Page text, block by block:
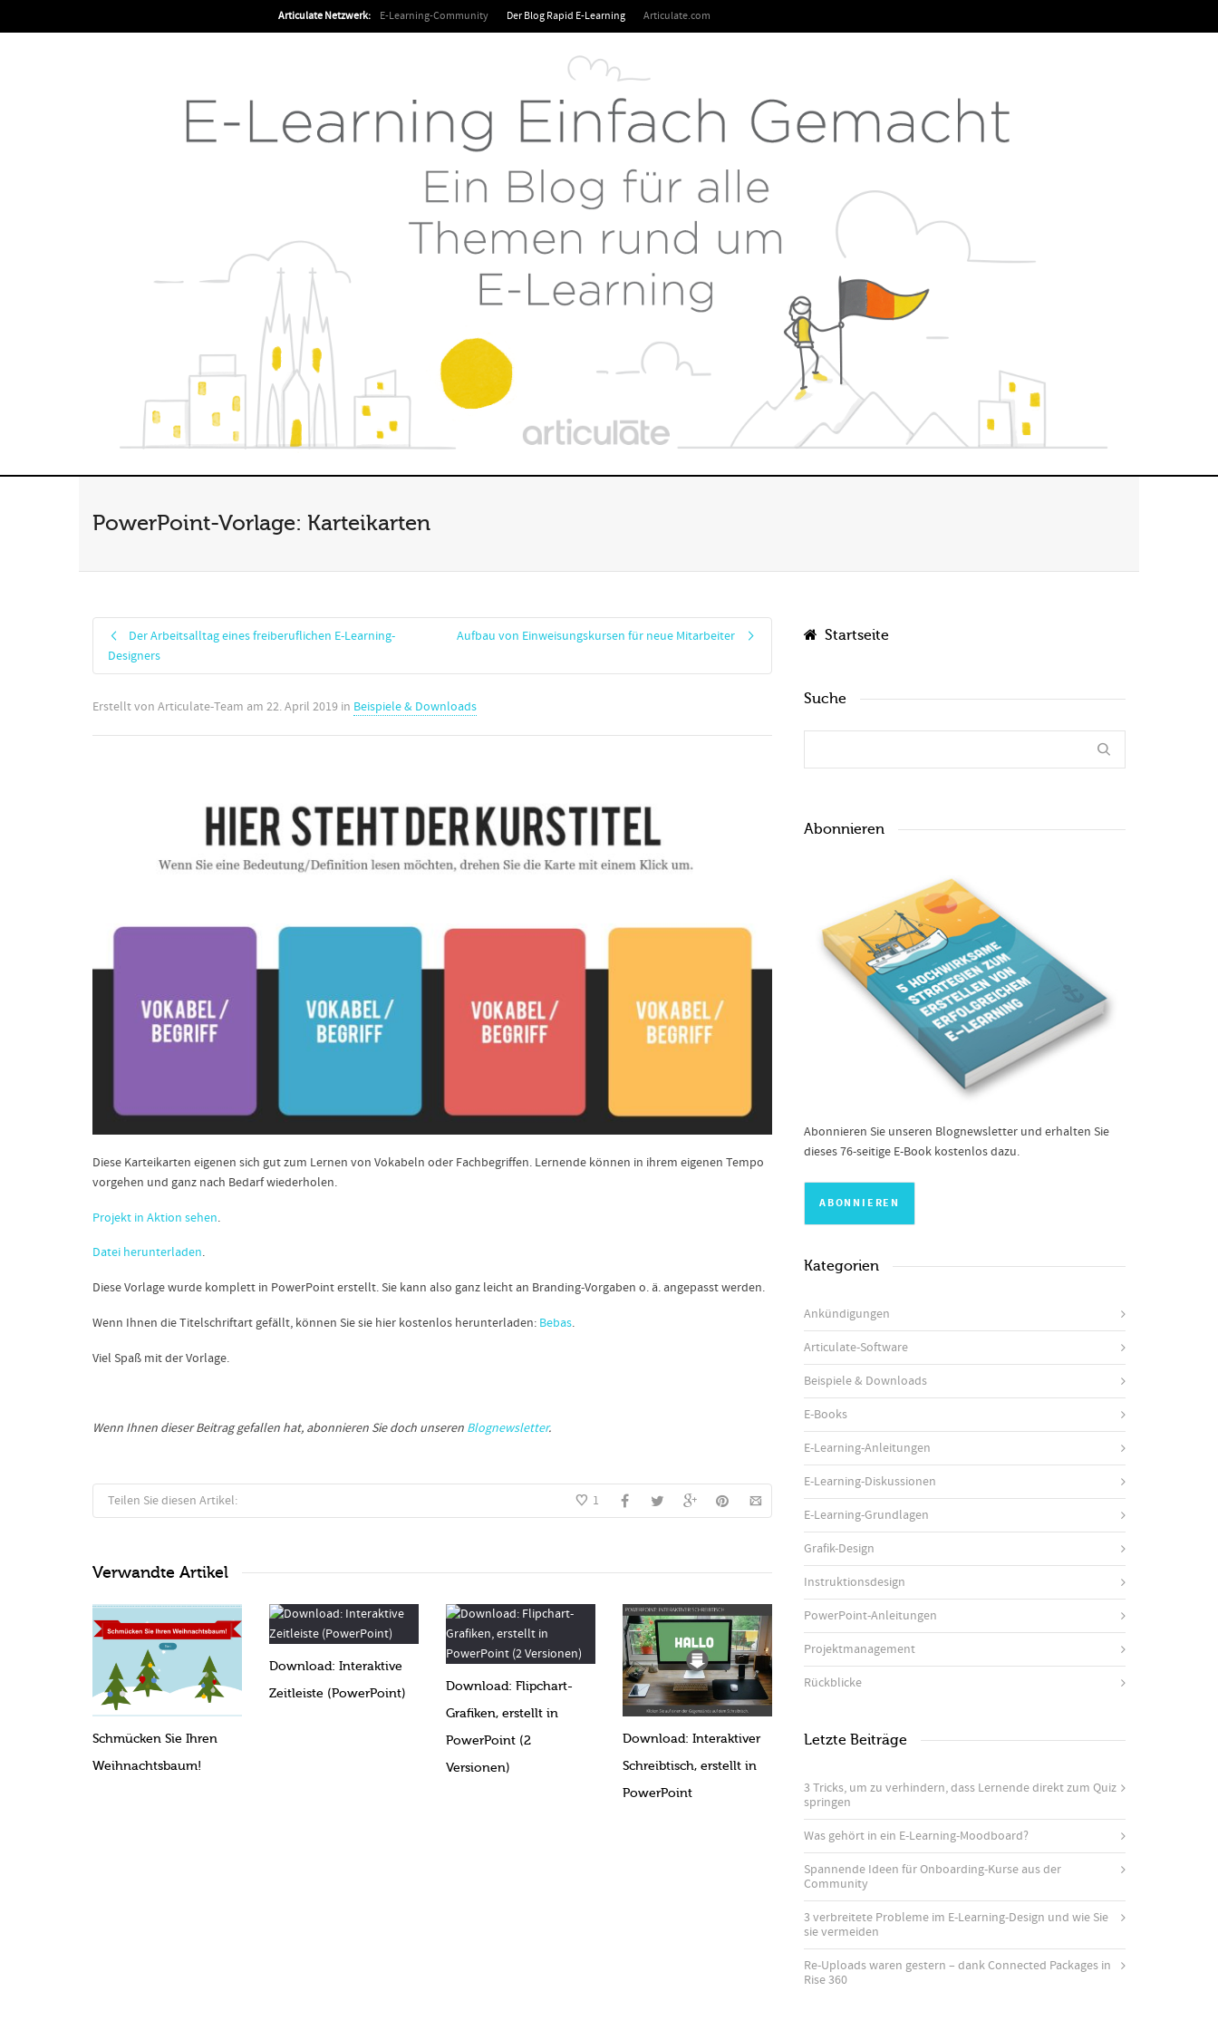
Articulate Netzwerk: E-Learning-Community Der Blog Rapid E-Learning Articulate.com
PowerPoint-Vorlage: Karteikarten
Der Arbeitsalltag eines freiberuflichen E-Learning-
Designers
Aufbau von Einweisungskursen für neue Mitarbeiter
Erstellt von Articulate-Team am 22. April 2019 in Beispiele & Downloads
Diese Karteikarten eigenen sich gut zum Lernen von Vokabeln oder Fachbegriffen. Lernende können in ihrem eigenen Tempo
vorgehen und ganz nach Bedarf wiederholen.
Projekt in Aktion sehen.
Datei herunterladen.
Diese Vorlage wurde komplett in PowerPoint erstellt. Sie kann also ganz leicht an Branding-Vorgaben o. ä. angepasst werden.
Wenn Ihnen die Titelschriftart gefällt, können Sie sie hier kostenlos herunterladen: Bebas.
Viel Spaß mit der Vorlage.
Wenn Ihnen dieser Beitrag gefallen hat, abonnieren Sie doch unseren Blognewsletter.
Teilen Sie diesen Artikel: 1
Verwandte Artikel
Schmücken Sie Ihren
Weihnachtsbaum!
Download: Interaktive
Zeitleiste (PowerPoint)
Download: Flipchart-
Grafiken, erstellt in
PowerPoint (2
Versionen)
Download: Interaktiver
Schreibtisch, erstellt in
PowerPoint
Startseite
Suche
Abonnieren
Abonnieren Sie unseren Blognewsletter und erhalten Sie
dieses 76-seitige E-Book kostenlos dazu.
Kategorien
Ankündigungen
Articulate-Software
Beispiele & Downloads
E-Books
E-Learning-Anleitungen
E-Learning-Diskussionen
E-Learning-Grundlagen
Grafik-Design
Instruktionsdesign
PowerPoint-Anleitungen
Projektmanagement
Rückblicke
Letzte Beiträge
3 Tricks, um zu verhindern, dass Lernende direkt zum Quiz
springen
Was gehört in ein E-Learning-Moodboard?
Spannende Ideen für Onboarding-Kurse aus der
Community
3 verbreitete Probleme im E-Learning-Design und wie Sie
sie vermeiden
Re-Uploads waren gestern – dank Connected Packages in
Rise 360